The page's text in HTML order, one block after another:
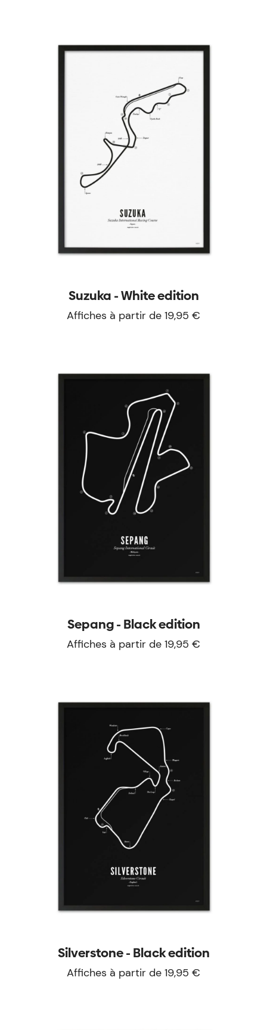
Suzuka - White edition
Affiches à partir de 19,95 €
Sepang - Black edition
Affiches à partir de 19,95 €
Silverstone - Black edition
Affiches à partir de 19,95 €